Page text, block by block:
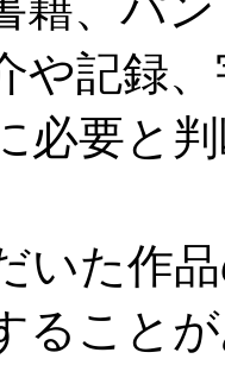
や記録
必要と
いた作
ること